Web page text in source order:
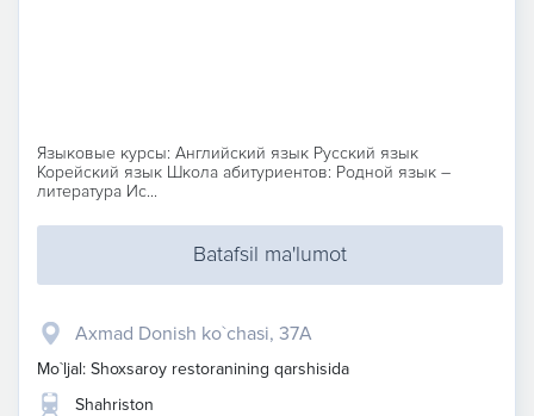
Языковые курсы: Английский язык Русский язык
Корейский язык Школа абитуриентов: Родной язык –
литература Ис...
Batafsil ma'lumot
Axmad Donish ko`chasi, 37A
Mo`ljal: Shoxsaroy restoranining qarshisida
Shahriston